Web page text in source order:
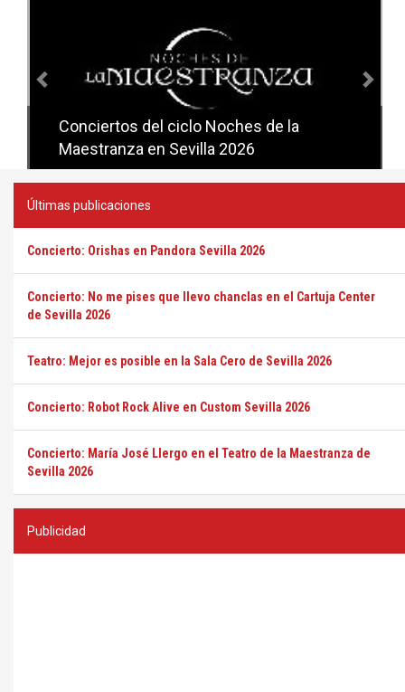
Conciertos del ciclo Noches de la
Maestranza en Sevilla 2026
Conciertos del ciclo Candlelight en
Sevilla
Últimas publicaciones
Concierto: Orishas en Pandora Sevilla 2026
Concierto: No me pises que llevo chanclas en el Cartuja Center
de Sevilla 2026
Teatro: Mejor es posible en la Sala Cero de Sevilla 2026
Concierto: Robot Rock Alive en Custom Sevilla 2026
Concierto: María José Llergo en el Teatro de la Maestranza de
Sevilla 2026
Publicidad